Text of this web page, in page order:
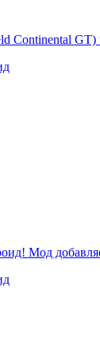
Continental
Мод